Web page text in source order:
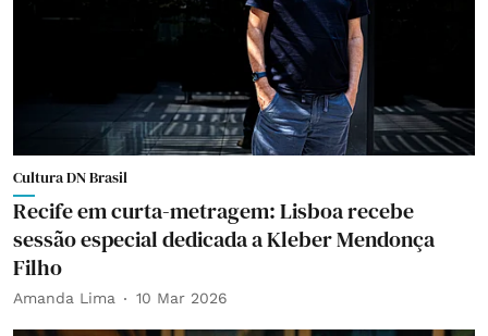
Cultura DN Brasil
Recife em curta-metragem: Lisboa recebe
sessão especial dedicada a Kleber Mendonça
Filho
Amanda Lima 10 Mar 2026